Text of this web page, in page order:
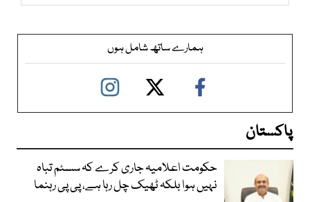
ہمارے ساتھ شامل ہوں
پاکستان
حکومت اعلامیہ جاری کرے کہ سسٹم تباہ
نہیں ہوا بلکہ ٹھیک چل رہا ہے، پی پی رہنما